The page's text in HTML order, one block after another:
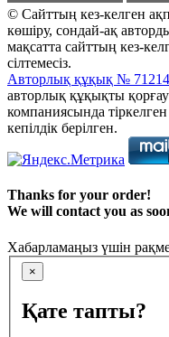
© Сайттың кез-келген
көшіру, сондай-ақ
мақсатта сайттың кез-
сілтемесіз.
Авторлық құқық №
авторлық құқықты
компаниясында
кепілдік берілген.
Thanks for your order!
We will contact you as
Хабарламаңыз үшін
×
Қате тапты?